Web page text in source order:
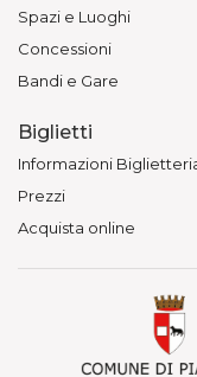
Spazi e Luoghi
Concessioni
Bandi e Gare
Biglietti
Informazioni
Prezzi
Acquista online